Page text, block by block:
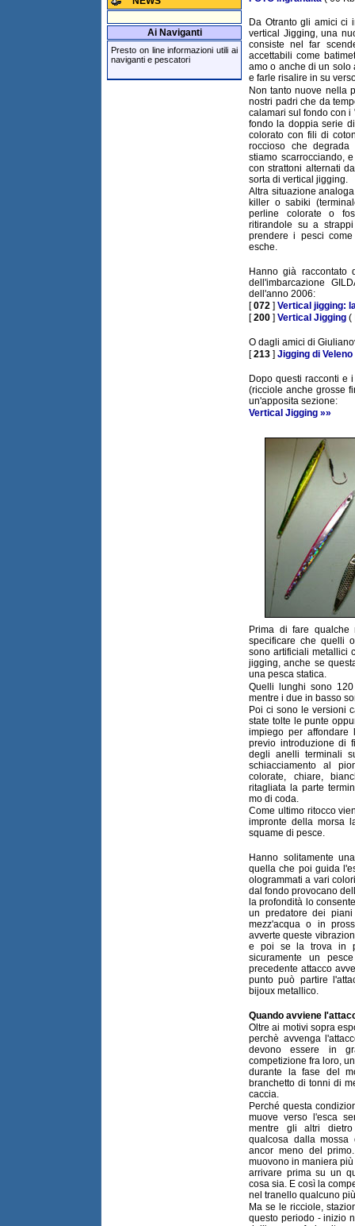
Ai Naviganti
Presto on line informazioni utili ai
naviganti e pescatori
Da Otranto gli amici ci
vertical Jigging, una
consiste nel far
accettabili come
amo o anche di un solo
e farle risalire in su
Non tanto nuove nella
nostri padri che da
calamari sul fondo con
fondo la doppia serie
colorato con fili di
roccioso che
stiamo scarrocciando,
con strattoni alternati
sorta di vertical jigging.
Altra situazione
killer o sabiki
perline colorate o
ritirandole su a
prendere i pesci
esche.
Hanno già
dell'imbarcazione
dell'anno 2006:
[072 ] Vertical jigging:
[200 ] Vertical Jigging (
O dagli amici di
[213 ] Jigging di Veleno
Dopo questi racconti e
(ricciole anche grosse
un'apposita sezione:
Vertical Jigging »»
Prima di fare qualche
specificare che quelli
sono artificiali metallici
jigging, anche se
una pesca statica.
Quelli lunghi sono
mentre i due in basso
Poi ci sono le versioni
state tolte le punte
impiego per affondare
previo introduzione di
degli anelli terminali
schiacciamento al
colorate, chiare,
ritagliata la parte
mo di coda.
Come ultimo ritocco
impronte della morsa
squame di pesce.
Hanno solitamente
quella che poi guida
ologrammati a vari
dal fondo provocano
la profondità lo
un predatore dei
mezz'acqua o in
avverte queste
e poi se la trova in
sicuramente un
precedente attacco
punto può partire
bijoux metallico.
Quando avviene
Oltre ai motivi sopra
perchè avvenga
devono essere in
competizione fra loro,
durante la fase del
branchetto di tonni di
caccia.
Perché questa
muove verso l'esca
mentre gli altri
qualcosa dalla mossa
ancor meno del
muovono in maniera
arrivare prima su un
cosa sia. E così la
nel tranello qualcuno
Ma se le ricciole,
questo periodo - inizio